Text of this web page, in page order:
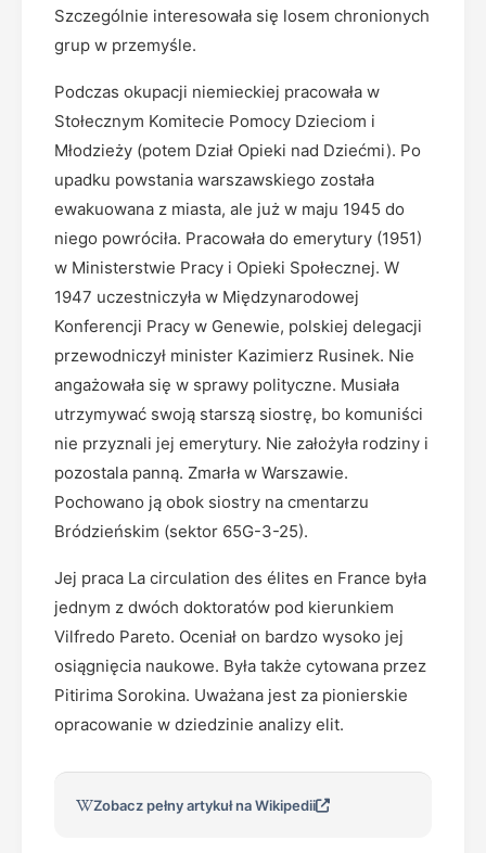
Szczególnie interesowała się losem chronionych
grup w przemyśle.
Podczas okupacji niemieckiej pracowała w
Stołecznym Komitecie Pomocy Dzieciom i
Młodzieży (potem Dział Opieki nad Dziećmi). Po
upadku powstania warszawskiego została
ewakuowana z miasta, ale już w maju 1945 do
niego powróciła. Pracowała do emerytury (1951)
w Ministerstwie Pracy i Opieki Społecznej. W
1947 uczestniczyła w Międzynarodowej
Konferencji Pracy w Genewie, polskiej delegacji
przewodniczył minister Kazimierz Rusinek. Nie
angażowała się w sprawy polityczne. Musiała
utrzymywać swoją starszą siostrę, bo komuniści
nie przyznali jej emerytury. Nie założyła rodziny i
pozostala panną. Zmarła w Warszawie.
Pochowano ją obok siostry na cmentarzu
Bródzieńskim (sektor 65G-3-25).
Jej praca La circulation des élites en France była
jednym z dwóch doktoratów pod kierunkiem
Vilfredo Pareto. Oceniał on bardzo wysoko jej
osiągnięcia naukowe. Była także cytowana przez
Pitirima Sorokina. Uważana jest za pionierskie
opracowanie w dziedzinie analizy elit.
Zobacz pełny artykuł na Wikipedii